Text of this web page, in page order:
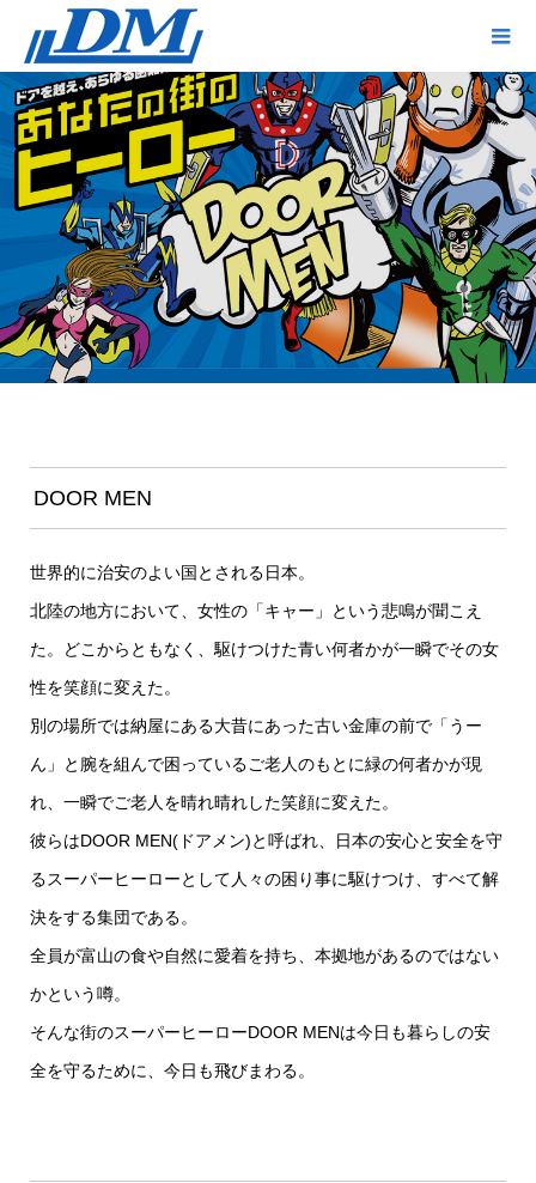
DOOR MEN
世界的に治安のよい国とされる日本。
北陸の地方において、女性の「キャー」という悲鳴が聞こえ
た。どこからともなく、駆けつけた青い何者かが一瞬でその女
性を笑顔に変えた。
別の場所では納屋にある大昔にあった古い金庫の前で「うー
ん」と腕を組んで困っているご老人のもとに緑の何者かが現
れ、一瞬でご老人を晴れ晴れした笑顔に変えた。
彼らはDOOR MEN(ドアメン)と呼ばれ、日本の安心と安全を守
るスーパーヒーローとして人々の困り事に駆けつけ、すべて解
決をする集団である。
全員が富山の食や自然に愛着を持ち、本拠地があるのではない
かという噂。
そんな街のスーパーヒーローDOOR MENは今日も暮らしの安
全を守るために、今日も飛びまわる。